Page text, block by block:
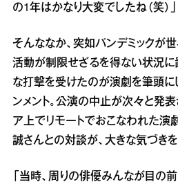
の1年はかなり大変でしたね（笑）」
そんななか、突如パンデミックが
活動が制限せざるを得ない状況に
な打撃を受けたのが演劇を筆頭に
ンメント。公演の中止が次々と発表
ア上でリモートでおこなわれた演
誠さんとの対談が、大きな気づきを
「当時、周りの俳優みんなが目の